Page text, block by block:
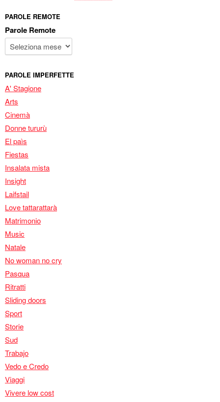
PAROLE REMOTE
Parole Remote
PAROLE IMPERFETTE
A' Stagione
Arts
Cinemà
Donne tururù
El paìs
Fiestas
Insalata mista
Insight
Laifstail
Love tattarattarà
Matrimonio
Music
Natale
No woman no cry
Pasqua
Ritratti
Sliding doors
Sport
Storie
Sud
Trabajo
Vedo e Credo
Viaggi
Vivere low cost